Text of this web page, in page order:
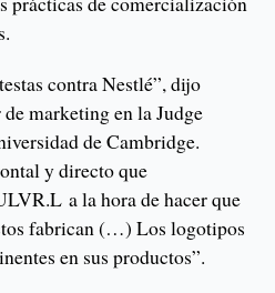
contra Nestlé”, dijo
marketing en la Judge
de Cambridge.
y directo que
a la hora de hacer que
fabrican (…) Los logotipos
en sus productos”.